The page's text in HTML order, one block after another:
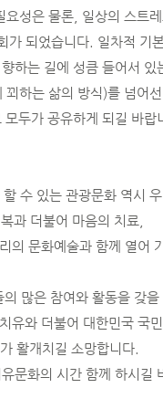
성은 물론, 일상의 스트
가 되었습니다. 일차적 기
하는 길에 성큼 들어서 있
는 삶의 방식)를 넘어선
두가 공유하게 되길 바랍
수 있는 관광문화 역시
과 더불어 마음의 치료,
의 문화예술과 함께 열어
의 많은 참여와 활동을 갖
유와 더불어 대한민국 국
활개치길 소망합니다.
문화의 시간 함께 하시길